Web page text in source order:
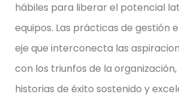
hábiles para liberar el potencial
equipos. Las prácticas de gestión
eje que interconecta las
con los triunfos de la
historias de éxito sostenido y